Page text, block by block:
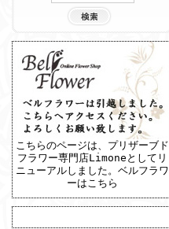
こちらのページは、プリザーブド
フラワー専門店Limoneとしてリ
ニューアルしました。 ベルフラワ
ーはこちら